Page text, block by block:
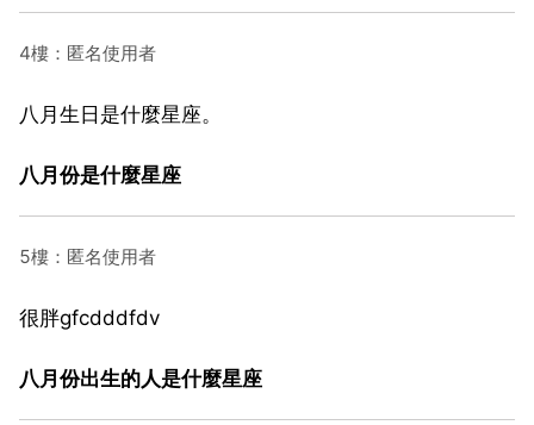
4樓：匿名使用者
八月生日是什麼星座。
八月份是什麼星座
5樓：匿名使用者
很胖gfcdddfdv
八月份出生的人是什麼星座